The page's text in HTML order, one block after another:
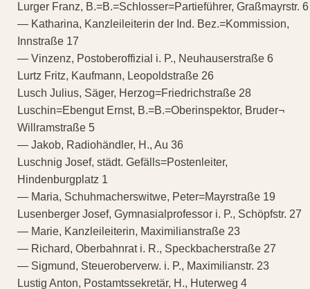
Lurger Franz, B.=B.=Schlosser=Partieführer, Graßmayrstr. 6
— Katharina, Kanzleileiterin der Ind. Bez.=Kommission,
Innstraße 17
— Vinzenz, Postoberoffizial i. P., Neuhauserstraße 6
Lurtz Fritz, Kaufmann, Leopoldstraße 26
Lusch Julius, Säger, Herzog=Friedrichstraße 28
Luschin=Ebengut Ernst, B.=B.=Oberinspektor, Bruder¬
Willramstraße 5
— Jakob, Radiohändler, H., Au 36
Luschnig Josef, städt. Gefälls=Postenleiter,
Hindenburgplatz 1
— Maria, Schuhmacherswitwe, Peter=Mayrstraße 19
Lusenberger Josef, Gymnasialprofessor i. P., Schöpfstr. 27
— Marie, Kanzleileiterin, Maximilianstraße 23
— Richard, Oberbahnrat i. R., Speckbacherstraße 27
— Sigmund, Steueroberverw. i. P., Maximilianstr. 23
Lustig Anton, Postamtssekretär, H., Huterweg 4